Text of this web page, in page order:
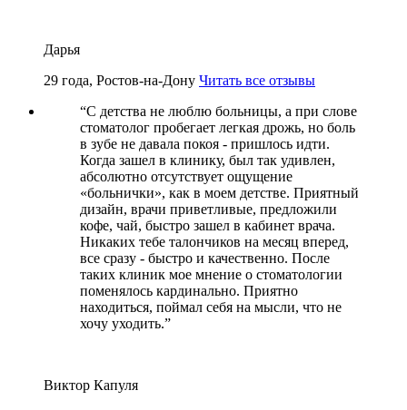
Дарья
29 года, Ростов-на-Дону Читать все отзывы
“С детства не люблю больницы, а при слове
стоматолог пробегает легкая дрожь, но боль
в зубе не давала покоя - пришлось идти.
Когда зашел в клинику, был так удивлен,
абсолютно отсутствует ощущение
«больнички», как в моем детстве. Приятный
дизайн, врачи приветливые, предложили
кофе, чай, быстро зашел в кабинет врача.
Никаких тебе талончиков на месяц вперед,
все сразу - быстро и качественно. После
таких клиник мое мнение о стоматологии
поменялось кардинально. Приятно
находиться, поймал себя на мысли, что не
хочу уходить.”
Виктор Капуля